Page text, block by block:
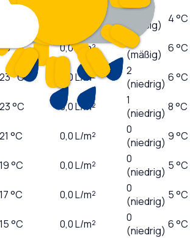
5
(mäßig) 4 °C
23°C 0,0L/m²
(mäßig) 6 °C
23°C 0,0L/m²
2
(niedrig) 6 °C
23°C 0,0L/m²
1
(niedrig) 8 °C
21 °C 0,0L/m²
0
(niedrig) 9 °C
19°C 0,0L/m²
0
(niedrig) 5 °C
17°C 0,0L/m²
0
(niedrig) 5 °C
15°C 0,0L/m²
0
(niedrig) 6 °C